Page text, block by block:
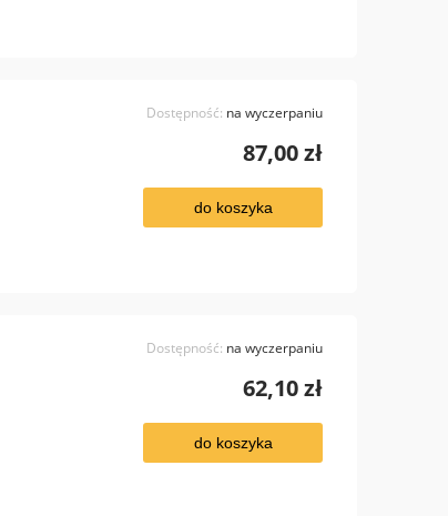
Dostępność: na wyczerpaniu
87,00 zł
do koszyka
Dostępność: na wyczerpaniu
62,10 zł
do koszyka